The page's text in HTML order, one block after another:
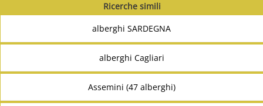
Ricerche simili
alberghi SARDEGNA
alberghi Cagliari
Assemini (47 alberghi)